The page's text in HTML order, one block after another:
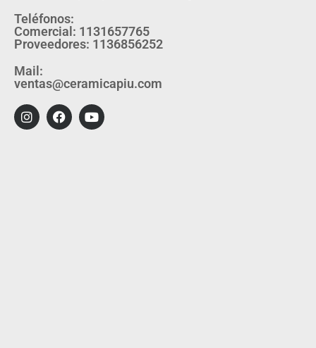
Teléfonos:
Comercial: 1131657765
Proveedores: 1136856252
Mail:
ventas@ceramicapiu.com